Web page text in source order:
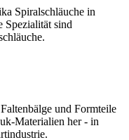
Spiralschläuche in
Spezialität sind
und Formteile
Materialien her - in